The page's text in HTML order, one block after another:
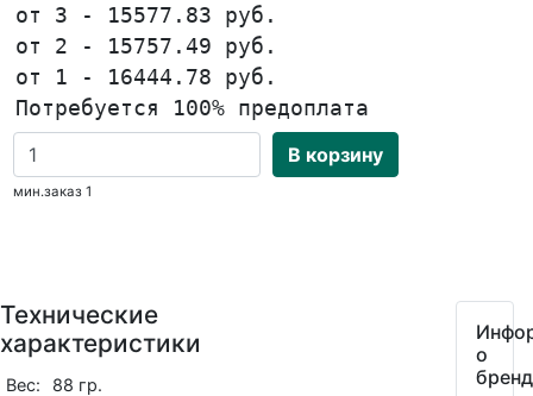
от 3 - 15577.83 руб.
от 2 - 15757.49 руб.
от 1 - 16444.78 руб.
Потребуется 100% предоплата
В корзину
мин.заказ 1
Технические
характеристики
Вес: 88 гр.
о